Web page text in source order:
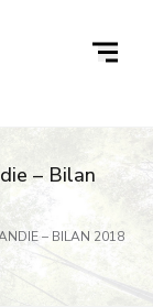
– Bilan
– BILAN 2018